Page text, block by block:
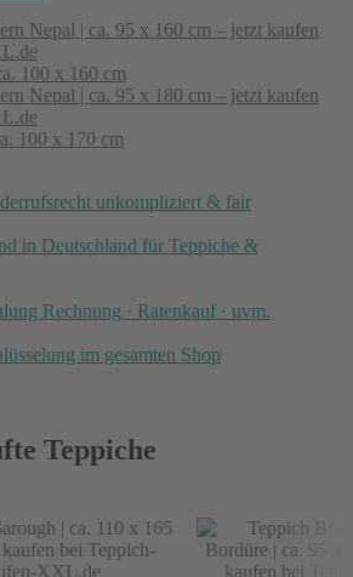
100 x 160 cm
100 x 170 cm
unkompliziert & fair
in Deutschland für Teppiche &
Rechnung · Ratenkauf · uvm.
im gesamten Shop
Teppiche